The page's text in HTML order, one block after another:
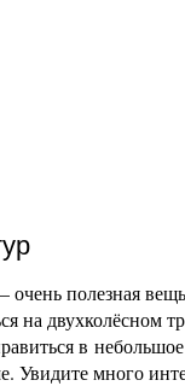
полезная
на двухколёсном
в
Увидите много